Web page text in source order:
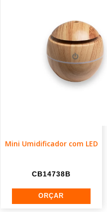
Mini Umidificador com LED
CB14738B